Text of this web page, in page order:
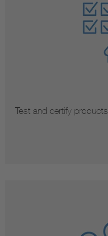
Test and certify products